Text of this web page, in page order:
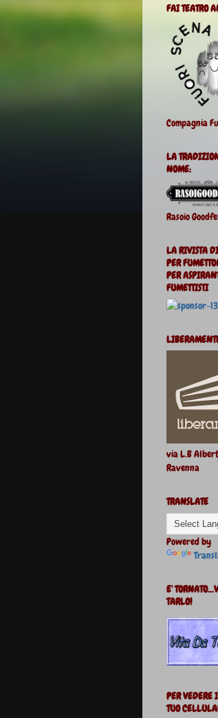
FAI TEATRO
Compagnia
LA
NOME:
Rasoio
LA RIVISTA
PER
PER
FUMETTISTI
via L.B
Ravenna
TRANSLATE
Powered by
E'
TARLO!
PER VEDERE
TUO